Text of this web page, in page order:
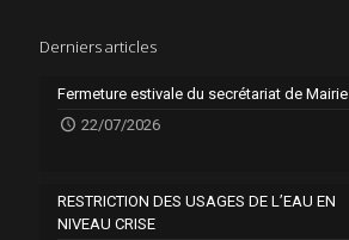
Derniers articles
Fermeture estivale du secrétariat de Mairie
22/07/2026
RESTRICTION DES USAGES DE L’EAU EN
NIVEAU CRISE